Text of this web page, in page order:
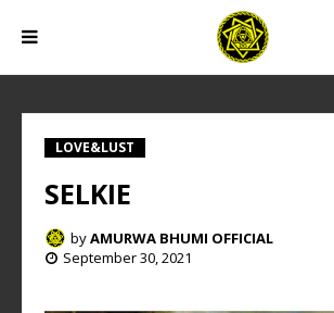
LOVE&LUST
SELKIE
byAMURWA BHUMI OFFICIAL
September 30, 2021